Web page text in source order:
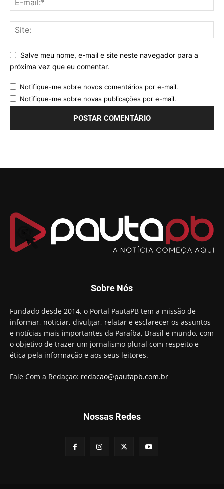
Salve meu nome, e-mail e site neste navegador para a
próxima vez que eu comentar.
Notifique-me sobre novos comentários por e-mail.
Notifique-me sobre novas publicações por e-mail.
Sobre Nós
Fundado desde 2014, o Portal PautaPB tem a missão de
informar, noticiar, divulgar, relatar e esclarecer os assuntos
e notícias mais importantes da Paraíba, Brasil e mundo, com
o objetivo de trazer um jornalismo plural com respeito e
ética pela informação e aos seus leitores.
Fale Com a Redaçao: redacao@pautapb.com.br
Nossas Redes